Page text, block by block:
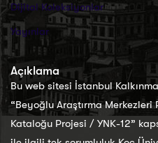
Dijital Koleksiyonlar
Yayınlar
Açıklama
Bu web sitesi İstanbul
“Beyoğlu Araştırma
Kataloğu Projesi / YNK-12”